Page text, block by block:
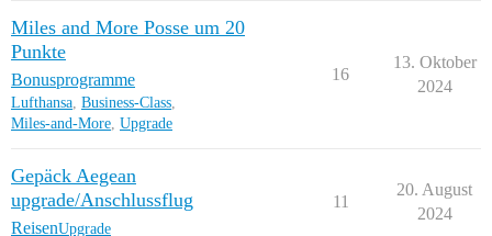
Miles and More Posse um 20
Punkte
Bonusprogramme
Lufthansa, Business-Class,
Miles-and-More, Upgrade
16
13. Oktober
2024
Gepäck Aegean
upgrade/Anschlussflug
ReisenUpgrade
11
20. August
2024